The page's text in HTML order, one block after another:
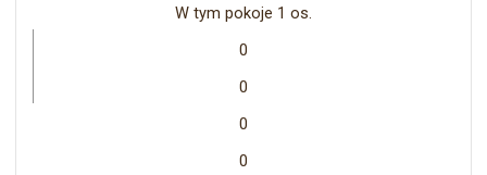
W tym pokoje 1 os.
0
0
0
0